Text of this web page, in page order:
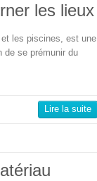
les lieux
les piscines, est une
de se prémunir du
Lire la suite